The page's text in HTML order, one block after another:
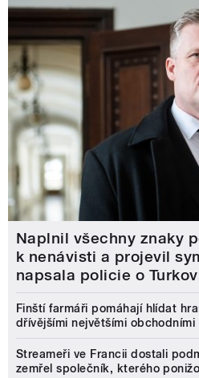
Naplnil všechny znaky
k nenávisti a projevil
napsala policie o
Finští farmáři pomáhají hlídat
dřívějšími největšími obchodními
Streameři ve Francii dostali
zemřel společník, kterého